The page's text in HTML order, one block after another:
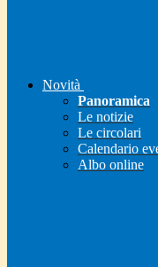
Novità
Panoramica
Le notizie
Le circolari
Calendario
Albo online